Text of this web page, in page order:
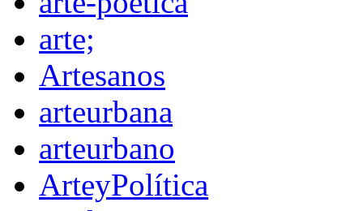
arte;
Artesanos
arteurbana
arteurbano
ArteyPolítica